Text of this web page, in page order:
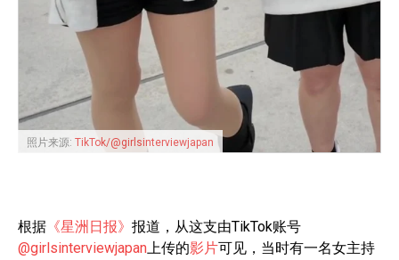
照片来源: TikTok/@girlsinterviewjapan
根据 《星洲日报》 报道，从这支由TikTok账号
@girlsinterviewjapan上传的影片可见，当时有一名女主持